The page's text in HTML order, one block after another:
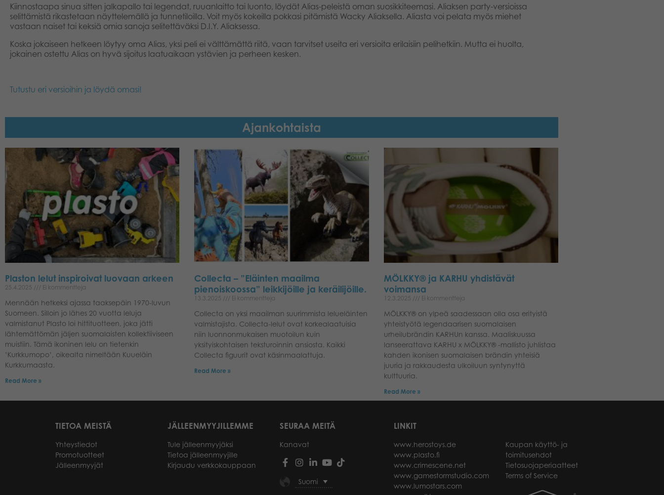
Kiinnostaapa sinua sitten jalkapallo tai legendat, ruuanlaitto tai luonto, löydät Alias-peleistä oman suosikkiteemasi. Aliaksen party-versioissa
selittämistä rikastetaan näyttelemällä ja tunnetiloilla. Voit myös kokeilla pokkasi pitämistä Wacky Aliaksella. Aliasta voi pelata myös miehet
vastaan naiset tai keksiä omia sanoja selitettäväksi D.I.Y. Aliaksessa.
Koska jokaiseen hetkeen löytyy oma Alias, yksi peli ei välttämättä riitä, vaan tarvitset useita eri versioita erilaisiin pelihetkiin. Mutta ei huolta,
jokainen ostettu Alias on hyvä sijoitus laatuaikaan ystävien ja perheen kesken.
Tutustu eri versioihin ja löydä omasi!
Ajankohtaista
Plaston lelut inspiroivat luovaan arkeen
25.4.2025 Ei kommentteja
Mennään hetkeksi ajassa taaksepäin 1970-luvun
Suomeen. Silloin jo lähes 20 vuotta leluja
valmistanut Plasto loi hittituotteen, joka jätti
lähtemättömän jäljen suomalaisten kollektiiviseen
muistiin. Tämä ikoninen lelu on tietenkin
’Kurkkumopo’, oikealta nimeltään Kuueläin
Kurkkumaasta.
Read More »
Collecta – ”Eläinten maailma
pienoiskoossa” leikkijöille ja keräilijöille.
13.3.2025 Ei kommentteja
Collecta on yksi maailman suurimmista lelueläinten
valmistajista. Collecta-lelut ovat korkealaatuisia
niin luonnonmukaisen muotoilun kuin
yksityiskohtaisen teksturoinnin ansiosta. Kaikki
Collecta figuurit ovat käsinmaalattuja.
Read More »
MÖLKKY® ja KARHU yhdistävät
voimansa
12.3.2025 Ei kommentteja
MÖLKKY® on ylpeä saadessaan olla osa erityistä
yhteistyötä legendaarisen suomalaisen
urheilubrändin KARHUn kanssa. Maaliskuussa
lanseerattava KARHU x MÖLKKY® -mallisto juhlistaa
kahden ikonisen suomalaisen brändin yhteisiä
juuria ja rakkaudesta ulkoiluun syntynyttä
kulttuuria.
Read More »
TIETOA MEISTÄ
Yhteystiedot
Promotuotteet
Jälleenmyyjät
JÄLLEENMYYJILLEMME
Tule jälleenmyyjäksi
Tietoa jälleenmyyjille
Kirjaudu verkkokauppaan
SEURAA MEITÄ
Kanavat
Suomi
LINKIT
www.herostoys.de
www.plasto.fi
www.crimescene.net
www.gamestormstudio.com
www.lumostars.com
Kaupan käyttö- ja
toimitusehdot
Tietosuojaperiaatteet
Terms of Service